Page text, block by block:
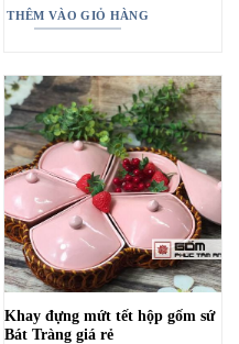
THÊM VÀO GIỎ HÀNG
Khay đựng mứt tết hộp gốm sứ
Bát Tràng giá rẻ